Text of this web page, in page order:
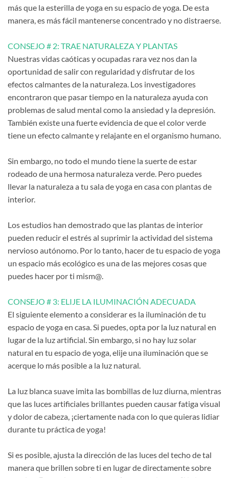
más que la esterilla de yoga en su espacio de yoga. De esta
manera, es más fácil mantenerse concentrado y no distraerse.
CONSEJO # 2: TRAE NATURALEZA Y PLANTAS
Nuestras vidas caóticas y ocupadas rara vez nos dan la
oportunidad de salir con regularidad y disfrutar de los
efectos calmantes de la naturaleza. Los investigadores
encontraron que pasar tiempo en la naturaleza ayuda con
problemas de salud mental como la ansiedad y la depresión.
También existe una fuerte evidencia de que el color verde
tiene un efecto calmante y relajante en el organismo humano.
Sin embargo, no todo el mundo tiene la suerte de estar
rodeado de una hermosa naturaleza verde. Pero puedes
llevar la naturaleza a tu sala de yoga en casa con plantas de
interior.
Los estudios han demostrado que las plantas de interior
pueden reducir el estrés al suprimir la actividad del sistema
nervioso autónomo. Por lo tanto, hacer de tu espacio de yoga
un espacio más ecológico es una de las mejores cosas que
puedes hacer por ti mism@.
CONSEJO # 3: ELIJE LA ILUMINACIÓN ADECUADA
El siguiente elemento a considerar es la iluminación de tu
espacio de yoga en casa. Si puedes, opta por la luz natural en
lugar de la luz artificial. Sin embargo, si no hay luz solar
natural en tu espacio de yoga, elije una iluminación que se
acerque lo más posible a la luz natural.
La luz blanca suave imita las bombillas de luz diurna, mientras
que las luces artificiales brillantes pueden causar fatiga visual
y dolor de cabeza, ¡ciertamente nada con lo que quieras lidiar
durante tu práctica de yoga!
Si es posible, ajusta la dirección de las luces del techo de tal
manera que brillen sobre ti en lugar de directamente sobre